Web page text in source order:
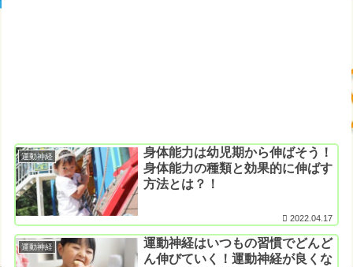
運動神経
身体能力は幼児期から伸ばそう！
身体能力の種類と効果的に伸ばす
方法とは？！
2022.04.17
運動神経
運動神経はいつもの習慣でどんど
ん伸びていく！運動神経が良くな